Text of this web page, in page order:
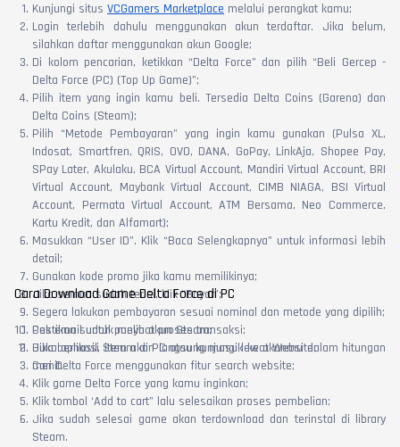
Kunjungi situs VCGamers Marketplace melalui perangkat kamu;
Login terlebih dahulu menggunakan akun terdaftar. Jika belum,
silahkan daftar menggunakan akun Google;
Di kolom pencarian, ketikkan “Delta Force” dan pilih “Beli Gercep -
Delta Force (PC) (Top Up Game)”;
Pilih item yang ingin kamu beli. Tersedia Delta Coins (Garena) dan
Delta Coins (Steam);
Pilih “Metode Pembayaran” yang ingin kamu gunakan (Pulsa XL,
Indosat, Smartfren, QRIS, OVO, DANA, GoPay, LinkAja, Shopee Pay,
SPay Later, Akulaku, BCA Virtual Account, Mandiri Virtual Account, BRI
Virtual Account, Maybank Virtual Account, CIMB NIAGA, BSI Virtual
Account, Permata Virtual Account, ATM Bersama, Neo Commerce,
Kartu Kredit, dan Alfamart);
Masukkan “User ID”. Klik “Baca Selengkapnya” untuk informasi lebih
detail;
Gunakan kode promo jika kamu memilikinya;
Jika semua sudah terisi, klik “Bayar”;
Segera lakukan pembayaran sesuai nominal dan metode yang dipilih;
Cek email untuk melihat proses transaksi;
Jika berhasil, item akan langsung masuk ke akunmu dalam hitungan
menit.
Cara Download Game Delta Force di PC
Pastikan sudah punya akun Steam;
Buka aplikasi Steam di PC atau kunjungi lewat Website;
Cari Delta Force menggunakan fitur search website;
Klik game Delta Force yang kamu inginkan;
Klik tombol ‘Add to cart” lalu selesaikan proses pembelian;
Jika sudah selesai game akan terdownload dan terinstal di library
Steam.